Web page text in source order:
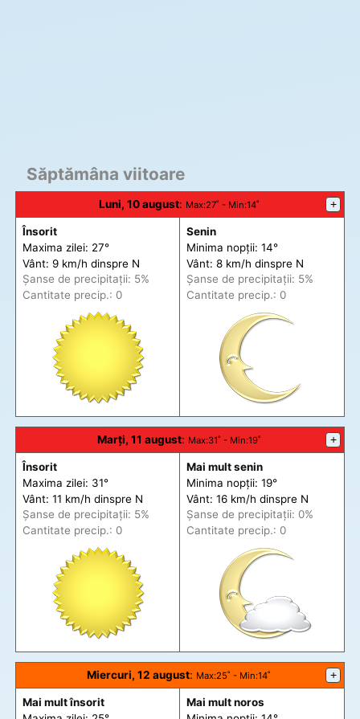
Săptămâna viitoare
Luni, 10 august: Max:27˚ - Min:14˚ +
Însorit
Maxima zilei: 27°
Vânt: 9 km/h dinspre N
Șanse de precipitații: 5%
Cantitate precip.: 0
Senin
Minima nopții: 14°
Vânt: 8 km/h dinspre N
Șanse de precipitații: 5%
Cantitate precip.: 0
Marți, 11 august: Max:31˚ - Min:19˚ +
Însorit
Maxima zilei: 31°
Vânt: 11 km/h dinspre N
Șanse de precipitații: 5%
Cantitate precip.: 0
Mai mult senin
Minima nopții: 19°
Vânt: 16 km/h dinspre N
Șanse de precipitații: 0%
Cantitate precip.: 0
Miercuri, 12 august: Max:25˚ - Min:14˚ +
Mai mult însorit
Mai mult noros